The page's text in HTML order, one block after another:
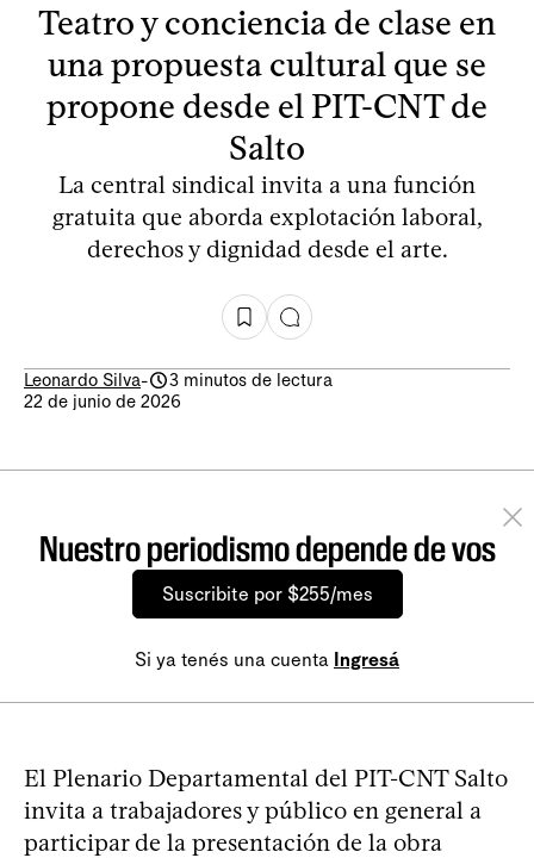
Teatro y conciencia de clase en
una propuesta cultural que se
propone desde el PIT-CNT de
Salto
La central sindical invita a una función
gratuita que aborda explotación laboral,
derechos y dignidad desde el arte.
Leonardo Silva-
3 minutos de lectura
22 de junio de 2026
Nuestro periodismo depende de vos
Suscribite por $255/mes
Si ya tenés una cuenta Ingresá
El Plenario Departamental del PIT-CNT Salto
invita a trabajadores y público en general a
participar de la presentación de la obra